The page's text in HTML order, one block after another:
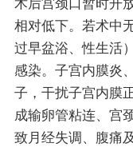
术后宫颈口暂时开
相对低下。若术中
过早盆浴、性生活
感染。子宫内膜炎
子，干扰子宫内膜
成输卵管粘连、宫
致月经失调、腹痛